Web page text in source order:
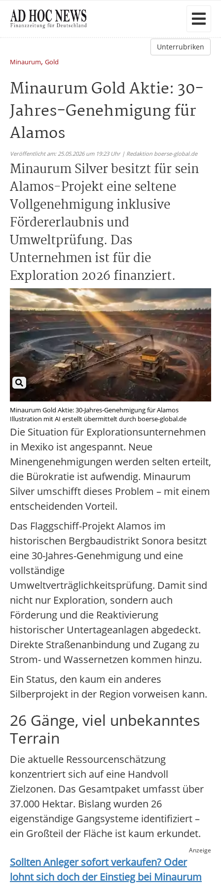
Unterrubriken
Minaurum, Gold
Minaurum Gold Aktie: 30-
Jahres-Genehmigung für
Alamos
Veröffentlicht am: 25.05.2026 um 19:23 Uhr | Redaktion boerse-global.de
Minaurum Silver besitzt für sein
Alamos-Projekt eine seltene
Vollgenehmigung inklusive
Fördererlaubnis und
Umweltprüfung. Das
Unternehmen ist für die
Exploration 2026 finanziert.
Minaurum Gold Aktie: 30-Jahres-Genehmigung für Alamos
Illustration mit AI erstellt übermittelt durch boerse-global.de
Die Situation für Explorationsunternehmen
in Mexiko ist angespannt. Neue
Minengenehmigungen werden selten erteilt,
die Bürokratie ist aufwendig. Minaurum
Silver umschifft dieses Problem – mit einem
entscheidenden Vorteil.
Das Flaggschiff-Projekt Alamos im
historischen Bergbaudistrikt Sonora besitzt
eine 30-Jahres-Genehmigung und eine
vollständige
Umweltverträglichkeitsprüfung. Damit sind
nicht nur Exploration, sondern auch
Förderung und die Reaktivierung
historischer Untertageanlagen abgedeckt.
Direkte Straßenanbindung und Zugang zu
Strom- und Wassernetzen kommen hinzu.
Ein Status, den kaum ein anderes
Silberprojekt in der Region vorweisen kann.
26 Gänge, viel unbekanntes
Terrain
Die aktuelle Ressourcenschätzung
konzentriert sich auf eine Handvoll
Zielzonen. Das Gesamtpaket umfasst über
37.000 Hektar. Bislang wurden 26
eigenständige Gangsysteme identifiziert –
ein Großteil der Fläche ist kaum erkundet.
Anzeige
Sollten Anleger sofort verkaufen? Oder
lohnt sich doch der Einstieg bei Minaurum